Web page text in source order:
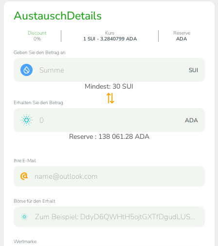
AustauschDetails
Discount
0%
Kurs
1 SUI - 3.2840799 ADA
Reserve
ADA
Geben Sie den Betrag an
SUI
Mindest: 30 SUI
Erhalten Sie den Betrag
ADA
Reserve : 138 061.28 ADA
Ihre E-Mail
Börse für den Erhalt
Wertmarke